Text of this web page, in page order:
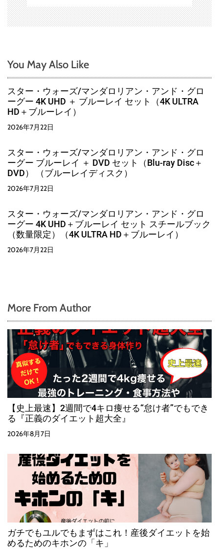
You May Also Like
スター・ウォーズ/マンダロリアン・アンド・グロ
ーグー 4K UHD ＋ ブルーレイ セット（4K ULTRA
HD＋ブルーレイ）
2026年7月22日
スター・ウォーズ/マンダロリアン・アンド・グロ
ーグー ブルーレイ ＋ DVD セット（Blu-ray Disc＋
DVD） （ブルーレイディスク）
2026年7月22日
スター・ウォーズ/マンダロリアン・アンド・グロ
ーグー 4K UHD＋ブルーレイ セット スチールブック
（数量限定）（4K ULTRA HD＋ブルーレイ）
2026年7月22日
More From Author
【史上最速】2週間で4キロ痩せる“怠け者”でもでき
る『正義のダイエット超大全』
2026年8月7日
ガチでもユルでもまずはこれ！産後ダイエットを始
めるためのキホンの「キ」